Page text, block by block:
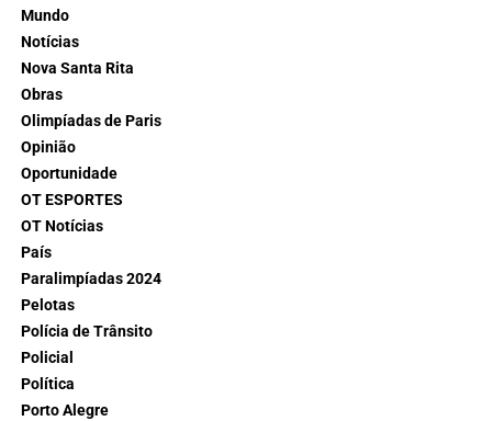
Mundo
Notícias
Nova Santa Rita
Obras
Olimpíadas de Paris
Opinião
Oportunidade
OT ESPORTES
OT Notícias
País
Paralimpíadas 2024
Pelotas
Polícia de Trânsito
Policial
Política
Porto Alegre